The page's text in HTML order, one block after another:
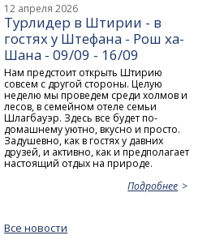
12 апреля 2026
Турлидер в Штирии - в
гостях у Штефана - Рош ха-
Шана - 09/09 - 16/09
Нам предстоит открыть Штирию
совсем с другой стороны. Целую
неделю мы проведем среди холмов и
лесов, в семейном отеле семьи
Шлагбауэр. Здесь все будет по-
домашнему уютно, вкусно и просто.
Задушевно, как в гостях у давних
друзей, и активно, как и предполагает
настоящий отдых на природе.
Подробнее
Все новости